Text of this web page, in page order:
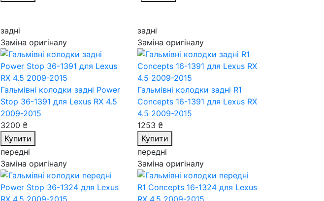
задні
Заміна оригіналу
Гальмівні колодки задні Power
Stop 36-1391 для Lexus RX 4.5
2009-2015
3200 ₴
Купити
задні
Заміна оригіналу
Гальмівні колодки задні R1
Concepts 16-1391 для Lexus RX
4.5 2009-2015
1253 ₴
Купити
передні
Заміна оригіналу
передні
Заміна оригіналу